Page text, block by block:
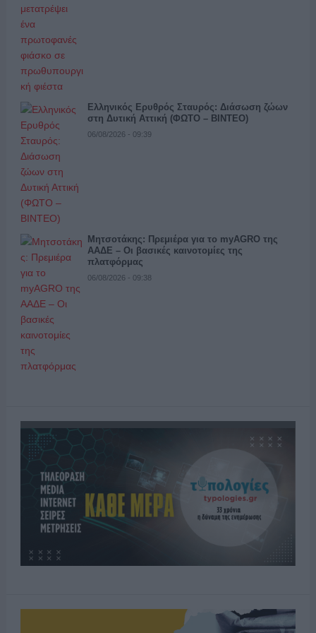
Ελληνικός Ερυθρός Σταυρός: Διάσωση ζώων
στη Δυτική Αττική (ΦΩΤΟ – ΒΙΝΤΕΟ)
06/08/2026 - 09:39
Μητσοτάκης: Πρεμιέρα για το myAGRO της
ΑΑΔΕ – Οι βασικές καινοτομίες της
πλατφόρμας
06/08/2026 - 09:38